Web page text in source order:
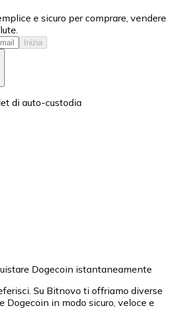
e sicuro per comprare, vendere
Inizia
di auto-custodia
Dogecoin istantaneamente
Su Bitnovo ti offriamo diverse
Dogecoin in modo sicuro, veloce e